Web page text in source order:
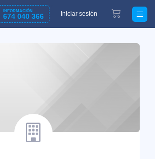
INFORMACIÓN
674 040 366 Iniciar sesión